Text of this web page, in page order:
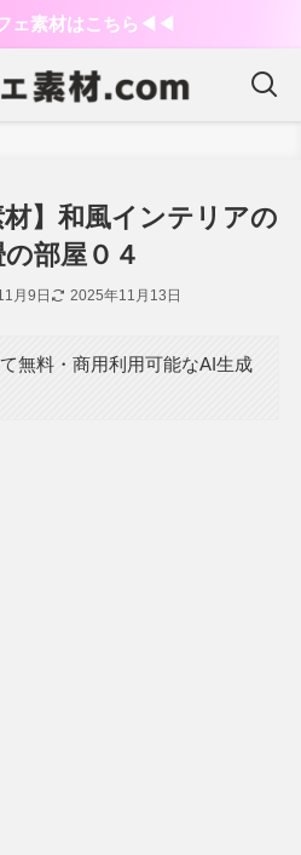
ェ素材はこちら◀︎◀︎
材】和風インテリアの
部屋０４
月9日 2025年11月13日
無料・商用利用可能なAI生成